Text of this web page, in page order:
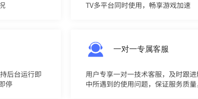
TV多平台同时使用，畅享游戏加速
后台运行即
停
一对一专属客服
用户专享一对一技术客服，及时跟
中所遇到的使用问题，保证服务质